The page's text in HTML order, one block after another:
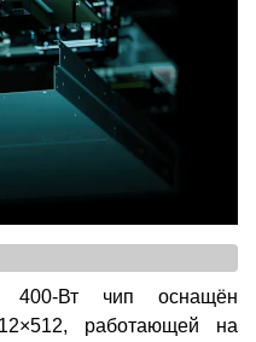
400-Вт чип оснащён
работающей на